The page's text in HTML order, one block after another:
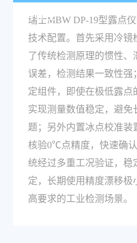
有哪些？
瑞士MBW DP-19型露点
技术配置。首先采用冷镜
了传统检测原理的惯性、
误差，检测结果一致性强
定组件，即使在极低露点
实现测量数值稳定，避免
题；另外内置冰点校准装
核验0℃点精度，快速确
统经过多重工况验证，稳
定，长期使用精度漂移极
高要求的工业检测场景。